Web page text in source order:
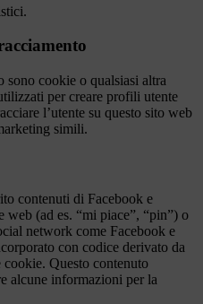
sono cookie o qualsiasi altra
per creare profili utente
l’utente su questo sito web
simili.
contenuti di Facebook e
(ad es. “mi piace”, “pin”) o
network come Facebook e
con codice derivato da
Questo contenuto
alcune informazioni per la